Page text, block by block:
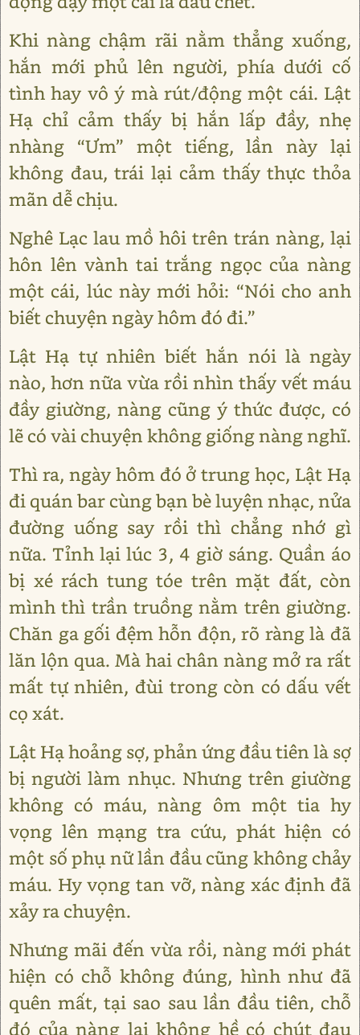
Khi nàng chậm rãi nằm thẳng xuống,
hắn mới phủ lên người, phía dưới cố
tình hay vô ý mà rút/động một cái. Lật
Hạ chỉ cảm thấy bị hắn lấp đầy, nhẹ
nhàng “Ưm” một tiếng, lần này lại
không đau, trái lại cảm thấy thực thỏa
mãn dễ chịu.
Nghê Lạc lau mồ hôi trên trán nàng, lại
hôn lên vành tai trắng ngọc của nàng
một cái, lúc này mới hỏi: “Nói cho anh
biết chuyện ngày hôm đó đi.”
Lật Hạ tự nhiên biết hắn nói là ngày
nào, hơn nữa vừa rồi nhìn thấy vết máu
đầy giường, nàng cũng ý thức được, có
lẽ có vài chuyện không giống nàng nghĩ.
Thì ra, ngày hôm đó ở trung học, Lật Hạ
đi quán bar cùng bạn bè luyện nhạc, nửa
đường uống say rồi thì chẳng nhớ gì
nữa. Tỉnh lại lúc 3, 4 giờ sáng. Quần áo
bị xé rách tung tóe trên mặt đất, còn
mình thì trần truồng nằm trên giường.
Chăn ga gối đệm hỗn độn, rõ ràng là đã
lăn lộn qua. Mà hai chân nàng mở ra rất
mất tự nhiên, đùi trong còn có dấu vết
cọ xát.
Lật Hạ hoảng sợ, phản ứng đầu tiên là sợ
bị người làm nhục. Nhưng trên giường
không có máu, nàng ôm một tia hy
vọng lên mạng tra cứu, phát hiện có
một số phụ nữ lần đầu cũng không chảy
máu. Hy vọng tan vỡ, nàng xác định đã
xảy ra chuyện.
Nhưng mãi đến vừa rồi, nàng mới phát
hiện có chỗ không đúng, hình như đã
quên mất, tại sao sau lần đầu tiên, chỗ
đó của nàng lại không hề có chút đau